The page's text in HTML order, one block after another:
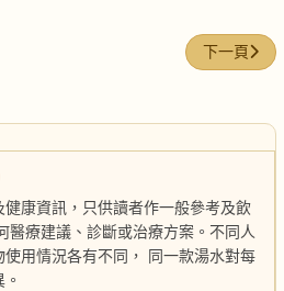
下一篇文章
下一頁
康資訊，只供讀者作一般參考及飲
醫療建議、診斷或治療方案。不同人
用情況各有不同， 同一款湯水對每